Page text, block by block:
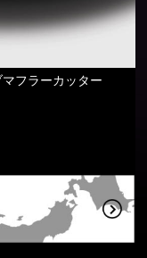
フラーカッター